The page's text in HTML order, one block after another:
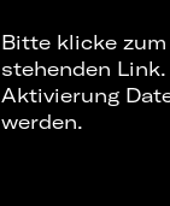
Bitte klicke
stehenden
Aktivierung
werden.